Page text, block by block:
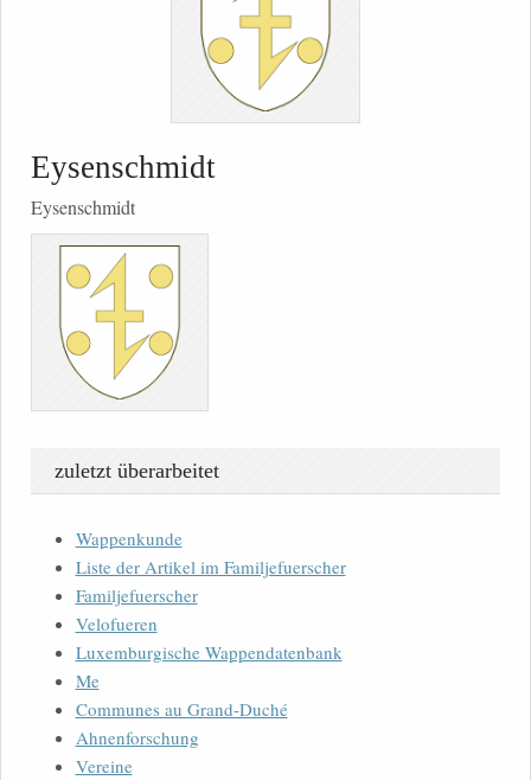
Eysenschmidt
Eysenschmidt
zuletzt überarbeitet
Wappenkunde
Liste der Artikel im Familjefuerscher
Familjefuerscher
Velofueren
Luxemburgische Wappendatenbank
Me
Communes au Grand-Duché
Ahnenforschung
Vereine